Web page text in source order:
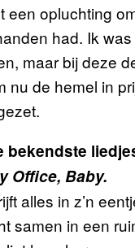
een opluchting
had. Ik
maar bij deze
nu de hemel in
bekendste
Office, Baby.
alles in z’n
samen in een